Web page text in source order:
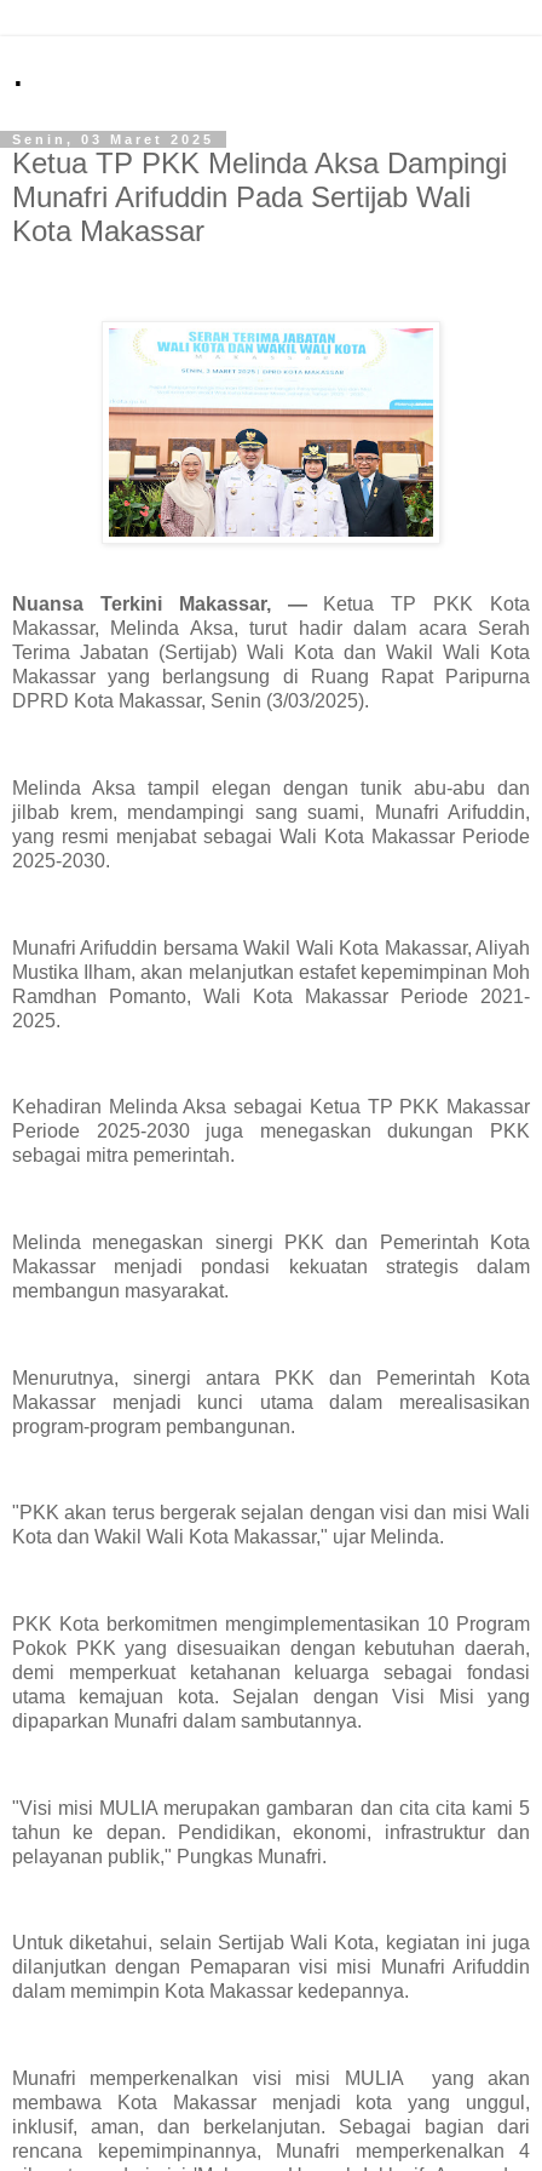
.
Senin, 03 Maret 2025
Ketua TP PKK Melinda Aksa Dampingi
Munafri Arifuddin Pada Sertijab Wali
Kota Makassar
Nuansa Terkini Makassar, —Ketua TP PKK Kota
Makassar, Melinda Aksa, turut hadir dalam acara Serah
Terima Jabatan (Sertijab) Wali Kota dan Wakil Wali Kota
Makassar yang berlangsung di Ruang Rapat Paripurna
DPRD Kota Makassar, Senin (3/03/2025).
Melinda Aksa tampil elegan dengan tunik abu-abu dan
jilbab krem, mendampingi sang suami, Munafri Arifuddin,
yang resmi menjabat sebagai Wali Kota Makassar Periode
2025-2030.
Munafri Arifuddin bersama Wakil Wali Kota Makassar, Aliyah
Mustika Ilham, akan melanjutkan estafet kepemimpinan Moh
Ramdhan Pomanto, Wali Kota Makassar Periode 2021-
2025.
Kehadiran Melinda Aksa sebagai Ketua TP PKK Makassar
Periode 2025-2030 juga menegaskan dukungan PKK
sebagai mitra pemerintah.
Melinda menegaskan sinergi PKK dan Pemerintah Kota
Makassar menjadi pondasi kekuatan strategis dalam
membangun masyarakat.
Menurutnya, sinergi antara PKK dan Pemerintah Kota
Makassar menjadi kunci utama dalam merealisasikan
program-program pembangunan.
"PKK akan terus bergerak sejalan dengan visi dan misi Wali
Kota dan Wakil Wali Kota Makassar," ujar Melinda.
PKK Kota berkomitmen mengimplementasikan 10 Program
Pokok PKK yang disesuaikan dengan kebutuhan daerah,
demi memperkuat ketahanan keluarga sebagai fondasi
utama kemajuan kota. Sejalan dengan Visi Misi yang
dipaparkan Munafri dalam sambutannya.
"Visi misi MULIA merupakan gambaran dan cita cita kami 5
tahun ke depan. Pendidikan, ekonomi, infrastruktur dan
pelayanan publik," Pungkas Munafri.
Untuk diketahui, selain Sertijab Wali Kota, kegiatan ini juga
dilanjutkan dengan Pemaparan visi misi Munafri Arifuddin
dalam memimpin Kota Makassar kedepannya.
Munafri memperkenalkan visi misi MULIA yang akan
membawa Kota Makassar menjadi kota yang unggul,
inklusif, aman, dan berkelanjutan. Sebagai bagian dari
rencana kepemimpinannya, Munafri memperkenalkan 4